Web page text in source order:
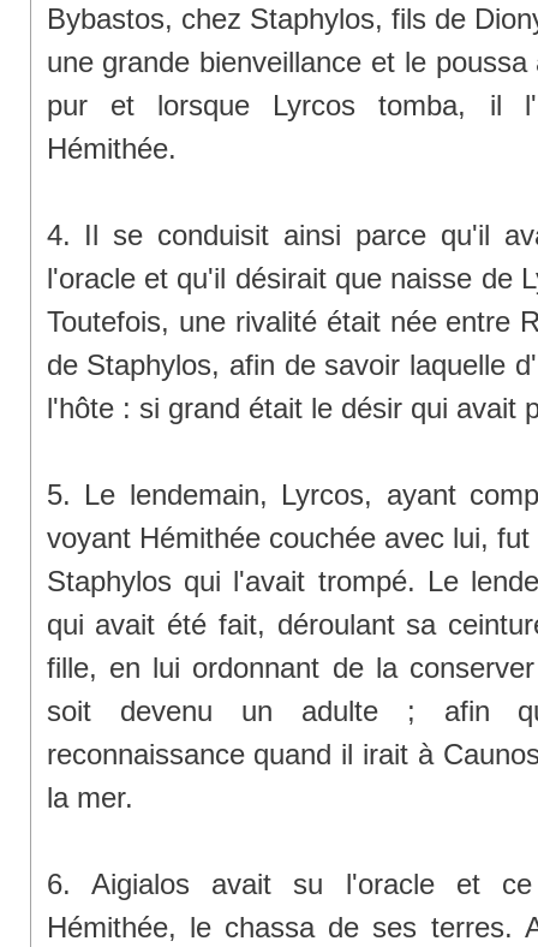
Bybastos, chez Staphylos, fils de
une grande bienveillance et le
pur et lorsque Lyrcos tomba, il
Hémithée.
4. Il se conduisit ainsi parce qu'il
l'oracle et qu'il désirait que naisse de
Toutefois, une rivalité était née entre
de Staphylos, afin de savoir laquelle
l'hôte : si grand était le désir qui avait
5. Le lendemain, Lyrcos, ayant
voyant Hémithée couchée avec lui,
Staphylos qui l'avait trompé. Le
qui avait été fait, déroulant sa
fille, en lui ordonnant de la
soit devenu un adulte ; afin
reconnaissance quand il irait à
la mer.
6. Aigialos avait su l'oracle et
Hémithée, le chassa de ses terres.